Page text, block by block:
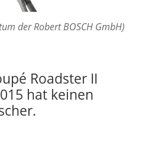
der Robert BOSCH GmbH)
Roadster II
hat keinen